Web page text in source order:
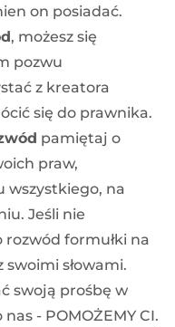
on posiadać.
, możesz się
pozwu
z kreatora
się do prawnika.
pamiętaj o
praw,
wszystkiego, na
Jeśli nie
rozwód formułki na
słowami.
swoją prośbę w
- POMOŻEMY CI.